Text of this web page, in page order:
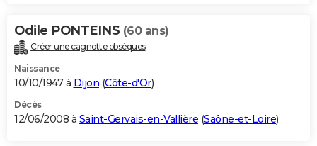
Odile PONTEINS (60 ans)
Créer une cagnotte obsèques
Naissance
10/10/1947 à Dijon (Côte-d'Or)
Décès
12/06/2008 à Saint-Gervais-en-Vallière (Saône-et-Loire)